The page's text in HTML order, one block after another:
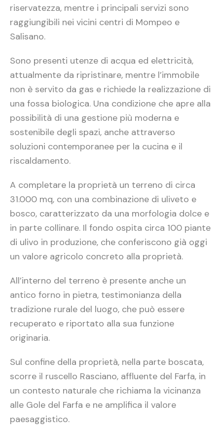
riservatezza, mentre i principali servizi sono
raggiungibili nei vicini centri di Mompeo e
Salisano.
Sono presenti utenze di acqua ed elettricità,
attualmente da ripristinare, mentre l’immobile
non è servito da gas e richiede la realizzazione di
una fossa biologica. Una condizione che apre alla
possibilità di una gestione più moderna e
sostenibile degli spazi, anche attraverso
soluzioni contemporanee per la cucina e il
riscaldamento.
A completare la proprietà un terreno di circa
31.000 mq, con una combinazione di uliveto e
bosco, caratterizzato da una morfologia dolce e
in parte collinare. Il fondo ospita circa 100 piante
di ulivo in produzione, che conferiscono già oggi
un valore agricolo concreto alla proprietà.
All’interno del terreno è presente anche un
antico forno in pietra, testimonianza della
tradizione rurale del luogo, che può essere
recuperato e riportato alla sua funzione
originaria.
Sul confine della proprietà, nella parte boscata,
scorre il ruscello Rasciano, affluente del Farfa, in
un contesto naturale che richiama la vicinanza
alle Gole del Farfa e ne amplifica il valore
paesaggistico.